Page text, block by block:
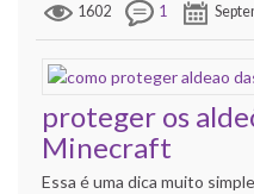
1602 1
proteger os
Minecraft
Essa é uma dica muito